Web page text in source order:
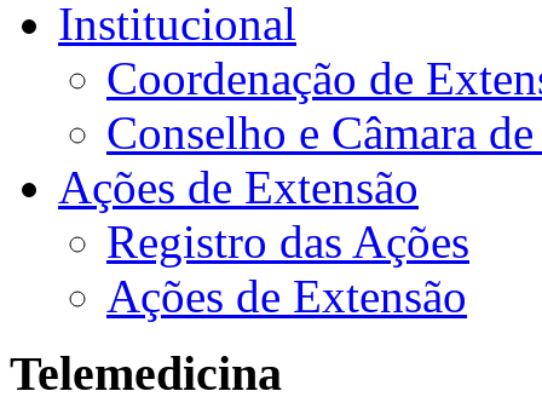
Institucional
Coordenação de
Conselho e Câmara
Ações de Extensão
Registro das Ações
Ações de Extensão
Telemedicina